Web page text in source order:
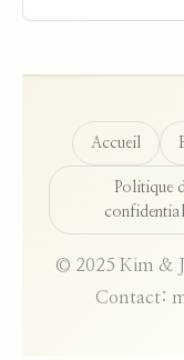
Accueil
Politique
© 2025 Kim &
Contact: